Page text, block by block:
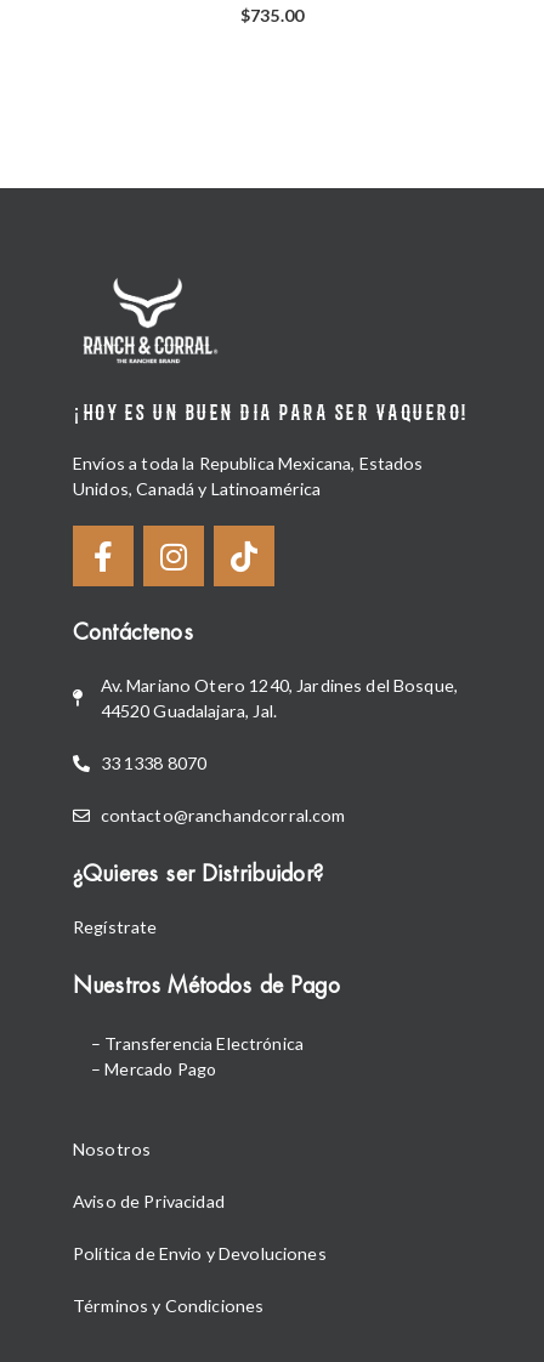
$735.00
¡HOY ES UN BUEN DIA PARA SER VAQUERO!
Envíos a toda la Republica Mexicana, Estados
Unidos, Canadá y Latinoamérica
Contáctenos
Av. Mariano Otero 1240, Jardines del Bosque,
44520 Guadalajara, Jal.
33 1338 8070
contacto@ranchandcorral.com
¿Quieres ser Distribuidor?
Regístrate
Nuestros Métodos de Pago
– Transferencia Electrónica
– Mercado Pago
Nosotros
Aviso de Privacidad
Política de Envio y Devoluciones
Términos y Condiciones